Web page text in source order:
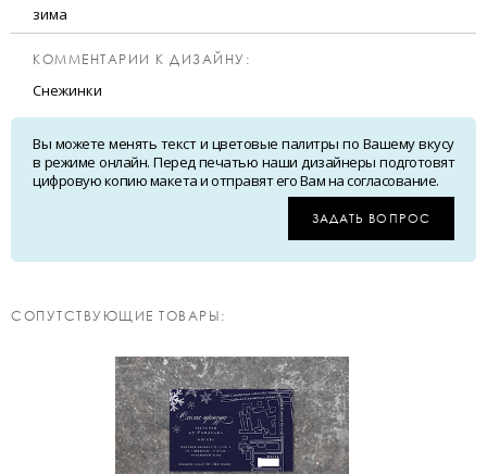
зима
КОММЕНТАРИИ К ДИЗАЙНУ:
Снежинки
Вы можете менять текст и цветовые палитры по Вашему вкусу
в режиме онлайн. Перед печатью наши дизайнеры подготовят
цифровую копию макета и отправят его Вам на согласование.
ЗАДАТЬ ВОПРОС
CОПУТСТВУЮЩИЕ ТОВАРЫ: